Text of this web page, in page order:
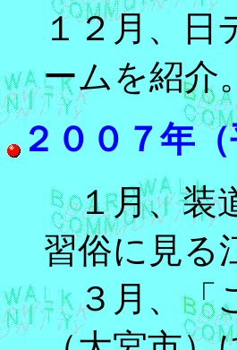
１２月、日
ームを紹介
２００７年
１月、装
習俗に見る
３月、「